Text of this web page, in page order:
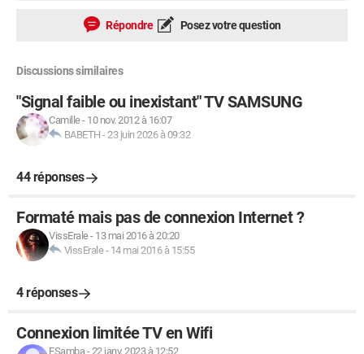
Répondre Posez votre question
Discussions similaires
"Signal faible ou inexistant" TV SAMSUNG
Camille- 10 nov. 2012 à 16:07
BABETH -23 juin 2026 à 09:32
44 réponses
Formaté mais pas de connexion Internet ?
VissErale- 13 mai 2016 à 20:20
VissErale- 14 mai 2016 à 15:55
4 réponses
Connexion limitée TV en Wifi
FSamba-22 janv. 2023 à 12:52